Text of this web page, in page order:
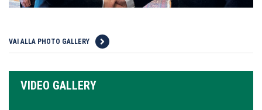
VAI ALLA PHOTO GALLERY
VIDEO GALLERY